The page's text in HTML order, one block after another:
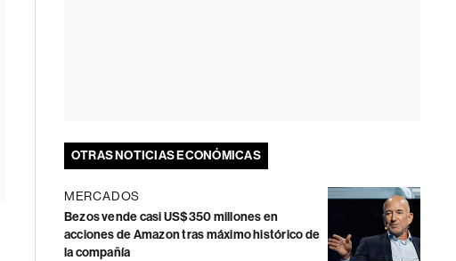
OTRAS NOTICIAS ECONÓMICAS
MERCADOS
Bezos vende casi US$350 millones en
acciones de Amazon tras máximo histórico de
la compañía